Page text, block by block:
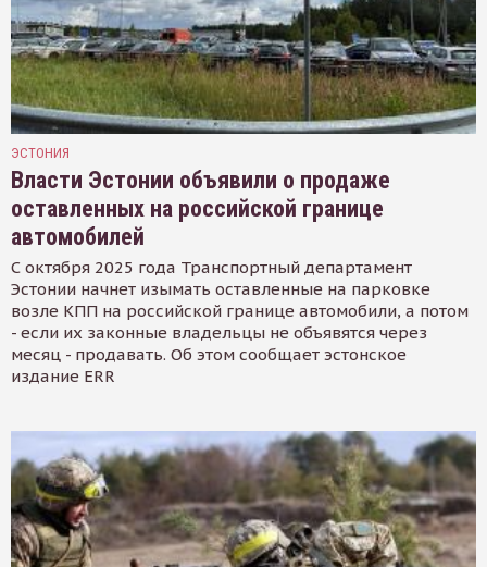
ЭСТОНИЯ
Власти Эстонии объявили о продаже
оставленных на российской границе
автомобилей
С октября 2025 года Транспортный департамент
Эстонии начнет изымать оставленные на парковке
возле КПП на российской границе автомобили, а потом
- если их законные владельцы не объявятся через
месяц - продавать. Об этом сообщает эстонское
издание ERR